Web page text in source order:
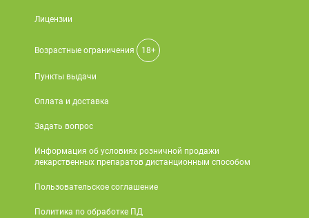
Лицензии
Возрастные ограничения 18+
Пункты выдачи
Оплата и доставка
Задать вопрос
Информация об условиях розничной продажи
лекарственных препаратов дистанционным способом
Пользовательское соглашение
Политика по обработке ПД